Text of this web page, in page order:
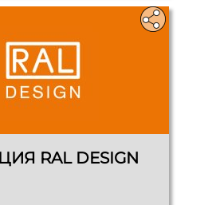
оттенка и
цветов
RAL DESIGN